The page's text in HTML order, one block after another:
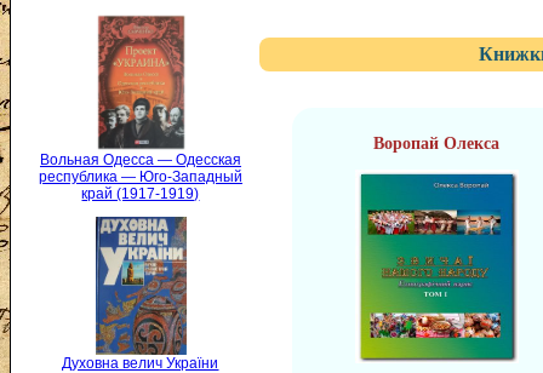
Вольная Одесса — Одесская
республика — Юго-Западный
край (1917-1919)
Духовна велич України
Воропай Олекса